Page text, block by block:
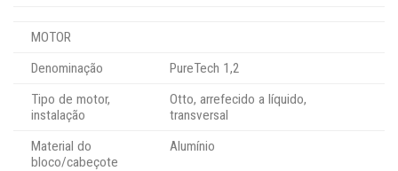
MOTOR
Denominação
PureTech 1,2
Tipo de motor,
instalação
Otto, arrefecido a líquido,
transversal
Material do
bloco/cabeçote
Alumínio